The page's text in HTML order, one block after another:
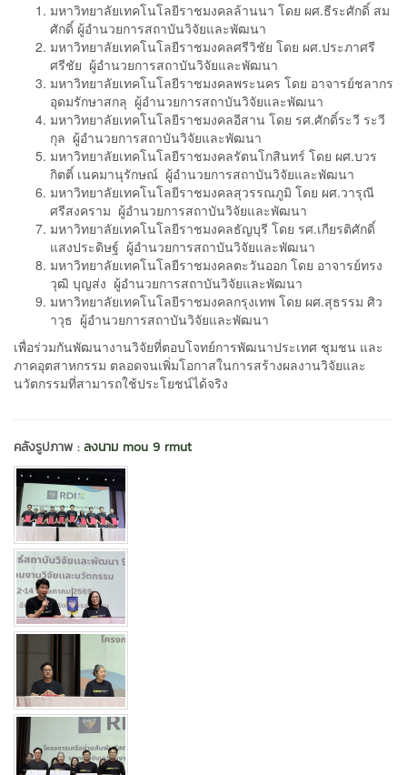
มหาวิทยาลัยเทคโนโลยีราชมงคลล้านนา โดย ผศ.ธีระศักดิ์ สม
ศักดิ์ ผู้อำนวยการสถาบันวิจัยและพัฒนา
มหาวิทยาลัยเทคโนโลยีราชมงคลศรีวิชัย โดย ผศ.ประภาศรี
ศรีชัย ผู้อำนวยการสถาบันวิจัยและพัฒนา
มหาวิทยาลัยเทคโนโลยีราชมงคลพระนคร โดย อาจารย์ชลากร
อุดมรักษาสกลุ ผู้อำนวยการสถาบันวิจัยและพัฒนา
มหาวิทยาลัยเทคโนโลยีราชมงคลอีสาน โดย รศ.ศักดิ์ระวี ระวี
กุล ผู้อำนวยการสถาบันวิจัยและพัฒนา
มหาวิทยาลัยเทคโนโลยีราชมงคลรัตนโกสินทร์ โดย ผศ.บวร
กิตติ์ เนคมานุรักษณ์ ผู้อำนวยการสถาบันวิจัยและพัฒนา
มหาวิทยาลัยเทคโนโลยีราชมงคลสุวรรณภูมิ โดย ผศ.วารุณี
ศรีสงคราม ผู้อำนวยการสถาบันวิจัยและพัฒนา
มหาวิทยาลัยเทคโนโลยีราชมงคลธัญบุรี โดย รศ.เกียรติศักดิ์
แสงประดิษฐ์ ผู้อำนวยการสถาบันวิจัยและพัฒนา
มหาวิทยาลัยเทคโนโลยีราชมงคลตะวันออก โดย อาจารย์ทรง
วุฒิ บุญส่ง ผู้อำนวยการสถาบันวิจัยและพัฒนา
มหาวิทยาลัยเทคโนโลยีราชมงคลกรุงเทพ โดย ผศ.สุธรรม ศิว
าวุธ ผู้อำนวยการสถาบันวิจัยและพัฒนา
เพื่อร่วมกันพัฒนางานวิจัยที่ตอบโจทย์การพัฒนาประเทศ ชุมชน และ
ภาคอุตสาหกรรม ตลอดจนเพิ่มโอกาสในการสร้างผลงานวิจัยและ
นวัตกรรมที่สามารถใช้ประโยชน์ได้จริง
คลังรูปภาพ :ลงนาม mou 9 rmut